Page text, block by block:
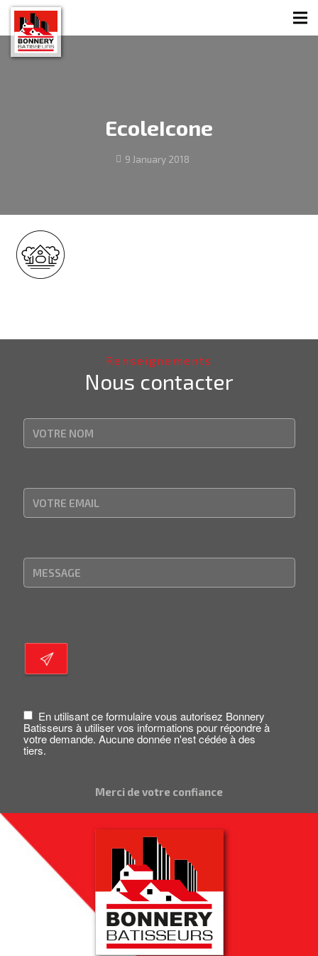
EcoleIcone
9 January 2018
Renseignements
Nous contacter
En utilisant ce formulaire vous autorisez Bonnery
Batisseurs à utiliser vos informations pour répondre à
votre demande. Aucune donnée n'est cédée à des
tiers.
Merci de votre confiance